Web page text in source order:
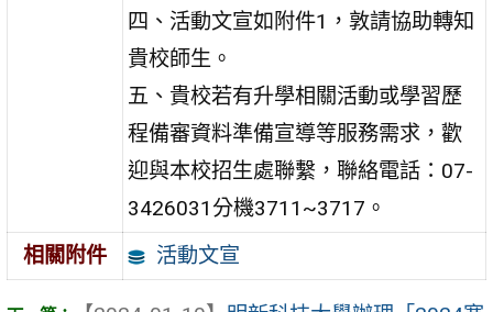
四、活動文宣如附件1，敦請協助轉知
貴校師生。
五、貴校若有升學相關活動或學習歷
程備審資料準備宣導等服務需求，歡
迎與本校招生處聯繫，聯絡電話：07-
3426031分機3711~3717。
相關附件
活動文宣